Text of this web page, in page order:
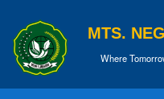
MTS.
Where